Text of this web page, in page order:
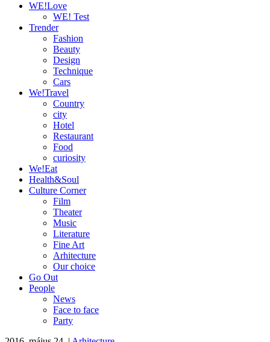
WE!Love
WE! Test
Trender
Fashion
Beauty
Design
Technique
Cars
We!Travel
Country
city
Hotel
Restaurant
Food
curiosity
We!Eat
Health&Soul
Culture Corner
Film
Theater
Music
Literature
Fine Art
Arhitecture
Our choice
Go Out
People
News
Face to face
Party